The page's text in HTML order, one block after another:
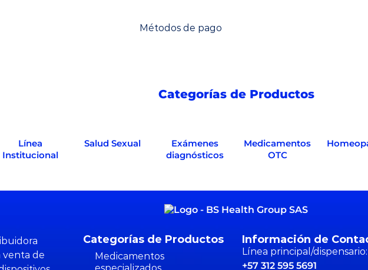
Categorías de Productos
Línea
Institucional
Salud Sexual
Exámenes
diagnósticos
Medicamentos
OTC
venta de
Categorías de Productos
Medicamentos
Información de
Línea principal/dispensario:
+57 312 595 5691